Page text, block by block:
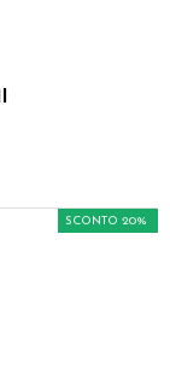
SCONTO 20%